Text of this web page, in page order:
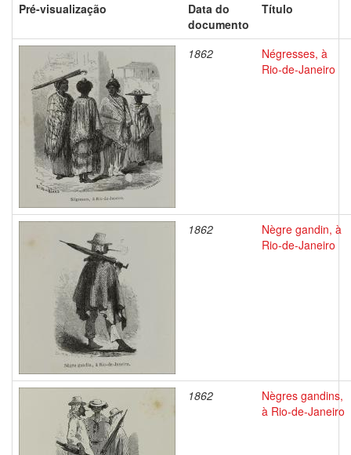
Pré-visualização
Data do
documento
Título
1862
Négresses, à
Rio-de-Janeiro
1862
Nègre gandin, à
Rio-de-Janeiro
1862
Nègres gandins,
à Rio-de-Janeiro